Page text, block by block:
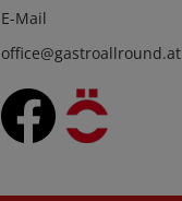
E-Mail
office@gastroallround.at